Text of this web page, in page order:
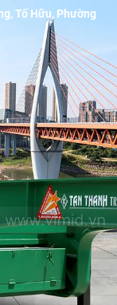
Tố Hữu, Phường